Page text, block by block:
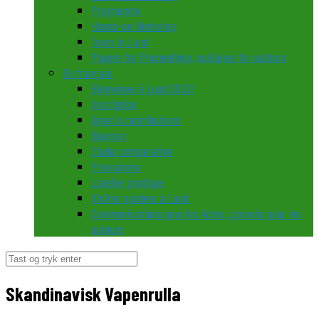
Programme
Hands-on Workshop
Tours in Lund
Papers for Proceedings, guidance for authors
En français
Bienvenue à Lund 2023!
Inscription
Appel à contributions
Bourses
Etude comparative
Programme
L’atelier pratique
Visites guidées à Lund
Communications pour les Actes, conseils pour les
auteurs
Søg
Skandinavisk Vapenrulla